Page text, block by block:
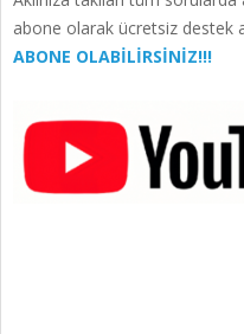
abone olarak ücretsiz destek
ABONE OLABİLİRSİNİZ!!!